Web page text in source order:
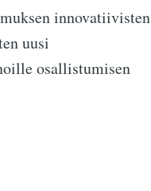
innovatiivisten
uusi
osallistumisen